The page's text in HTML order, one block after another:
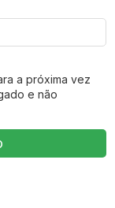
a próxima vez
e não